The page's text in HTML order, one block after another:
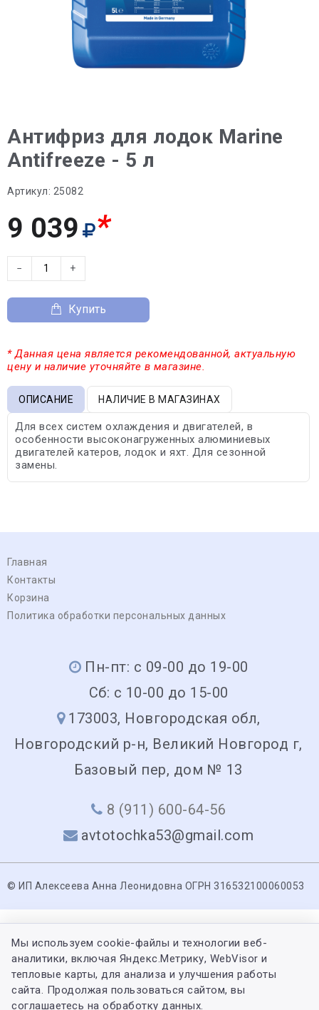
Антифриз для лодок Marine
Antifreeze - 5 л
Артикул: 25082
9 039 *
− +
Купить
* Данная цена является рекомендованной, актуальную
цену и наличие уточняйте в магазине.
ОПИСАНИЕ НАЛИЧИЕ В МАГАЗИНАХ
Для всех систем охлаждения и двигателей, в
особенности высоконагруженных алюминиевых
двигателей катеров, лодок и яхт. Для сезонной
замены.
Главная
Контакты
Корзина
Политика обработки персональных данных
Пн-пт: с 09-00 до 19-00
Сб: с 10-00 до 15-00
173003, Новгородская обл,
Новгородский р-н, Великий Новгород г,
Базовый пер, дом № 13
8 (911) 600-64-56
avtotochka53@gmail.com
© ИП Алексеева Анна Леонидовна ОГРН 316532100060053
Мы используем cookie-файлы и технологии веб-
аналитики, включая Яндекс.Метрику, WebVisor и
тепловые карты, для анализа и улучшения работы
сайта. Продолжая пользоваться сайтом, вы
соглашаетесь на обработку данных.